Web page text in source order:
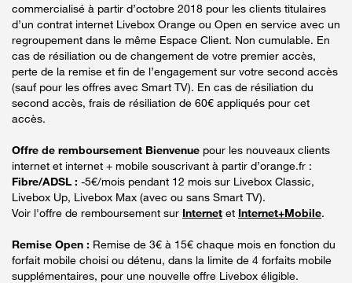
commercialisé à partir d’octobre 2018 pour les clients titulaires
d’un contrat internet Livebox Orange ou Open en service avec un
regroupement dans le même Espace Client. Non cumulable. En
cas de résiliation ou de changement de votre premier accès,
perte de la remise et fin de l’engagement sur votre second accès
(sauf pour les offres avec Smart TV). En cas de résiliation du
second accès, frais de résiliation de 60€ appliqués pour cet
accès.
Offre de remboursement Bienvenue pour les nouveaux clients
internet et internet + mobile souscrivant à partir d’orange.fr :
Fibre/ADSL : -5€/mois pendant 12 mois sur Livebox Classic,
Livebox Up, Livebox Max (avec ou sans Smart TV).
Voir l'offre de remboursement sur Internet et Internet+Mobile.
Remise Open : Remise de 3€ à 15€ chaque mois en fonction du
forfait mobile choisi ou détenu, dans la limite de 4 forfaits mobile
supplémentaires, pour une nouvelle offre Livebox éligible.